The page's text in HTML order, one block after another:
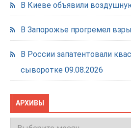
В Киеве объявили
В Запорожье прогремел
В России запатентовали
сыворотке 09.08.2026
АРХИВЫ
Архивы